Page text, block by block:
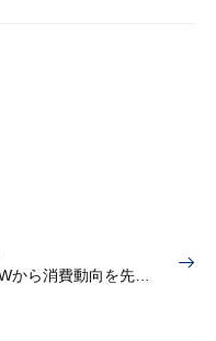
個社データ・業界統計・JCB消費NOWから消費動向を先取り